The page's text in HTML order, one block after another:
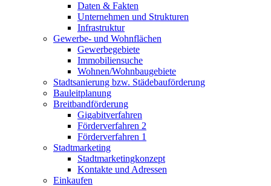
Daten & Fakten
Unternehmen und Strukturen
Infrastruktur
Gewerbe- und Wohnflächen
Gewerbegebiete
Immobiliensuche
Wohnen/Wohnbaugebiete
Stadtsanierung bzw. Städebauförderung
Bauleitplanung
Breitbandförderung
Gigabitverfahren
Förderverfahren 2
Förderverfahren 1
Stadtmarketing
Stadtmarketingkonzept
Kontakte und Adressen
Einkaufen